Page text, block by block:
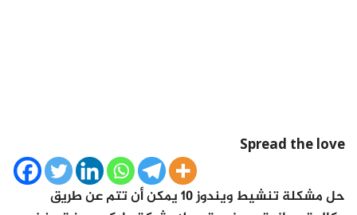
Spread the love
حل مشكلة تنشيط ويندوز 10 يمكن أن تتم عن طريق